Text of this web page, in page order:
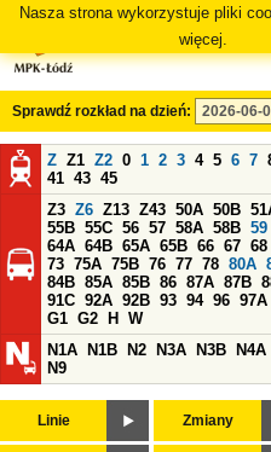
Nasza strona wykorzystuje pliki
więcej.
Sprawdź rozkład na dzień:
Z Z1 Z2 0 1 2 3 4 5 6 7
41 43 45
Z3 Z6 Z13 Z43 50A 50B
55B 55C 56 57 58A 58B 59
64A 64B 65A 65B 66 67 68
73 75A 75B 76 77 78 80A
84B 85A 85B 86 87A 87B
91C 92A 92B 93 94 96 97A
G1 G2 H
W
N1A
N1B N2 N3A N3B N4A
N9
Linie Zmiany